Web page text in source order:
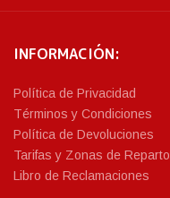
INFORMACIÓN:
Política de Privacidad
Términos y Condiciones
Política de Devoluciones
Tarifas y Zonas de Reparto
Libro de Reclamaciones